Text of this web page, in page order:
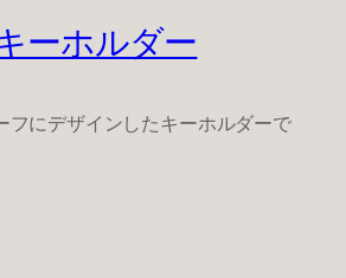
ーホルダー
フにデザインしたキーホルダーで